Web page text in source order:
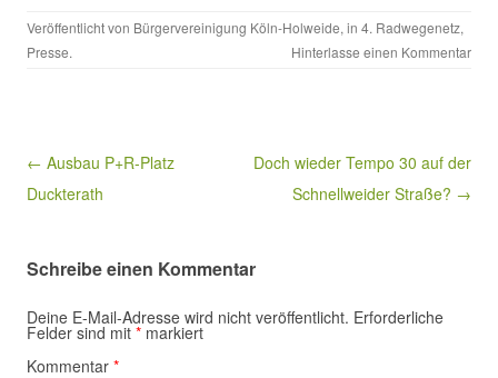
Veröffentlicht von Bürgervereinigung Köln-Holweide, in 4. Radwegenetz,
Presse. Hinterlasse einen Kommentar
Beitragsnavigation
← Ausbau P+R-Platz
Duckterath
Doch wieder Tempo 30 auf der
Schnellweider Straße? →
Schreibe einen Kommentar
Deine E-Mail-Adresse wird nicht veröffentlicht. Erforderliche
Felder sind mit * markiert
Kommentar *